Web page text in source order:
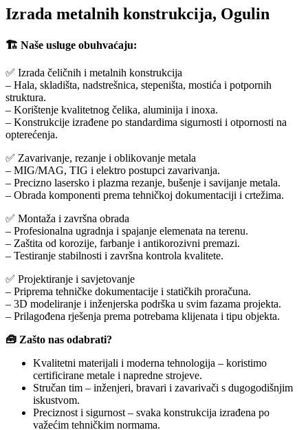
Izrada metalnih konstrukcija, Ogulin
🏗️ Naše usluge obuhvaćaju:
✅ Izrada čeličnih i metalnih konstrukcija
– Hala, skladišta, nadstrešnica, stepeništa, mostića i potpornih
struktura.
– Korištenje kvalitetnog čelika, aluminija i inoxa.
– Konstrukcije izrađene po standardima sigurnosti i otpornosti na
opterećenja.
✅ Zavarivanje, rezanje i oblikovanje metala
– MIG/MAG, TIG i elektro postupci zavarivanja.
– Precizno lasersko i plazma rezanje, bušenje i savijanje metala.
– Obrada komponenti prema tehničkoj dokumentaciji i crtežima.
✅ Montaža i završna obrada
– Profesionalna ugradnja i spajanje elemenata na terenu.
– Zaštita od korozije, farbanje i antikorozivni premazi.
– Testiranje stabilnosti i završna kontrola kvalitete.
✅ Projektiranje i savjetovanje
– Priprema tehničke dokumentacije i statičkih proračuna.
– 3D modeliranje i inženjerska podrška u svim fazama projekta.
– Prilagođena rješenja prema potrebama klijenata i tipu objekta.
🧰 Zašto nas odabrati?
Kvalitetni materijali i moderna tehnologija – koristimo
certificirane metale i napredne strojeve.
Stručan tim – inženjeri, bravari i zavarivači s dugogodišnjim
iskustvom.
Preciznost i sigurnost – svaka konstrukcija izrađena po
važećim tehničkim normama.